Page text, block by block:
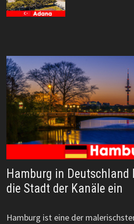
Hamburg in Deutschland
die Stadt der Kanäle ein
Hamburg ist eine der